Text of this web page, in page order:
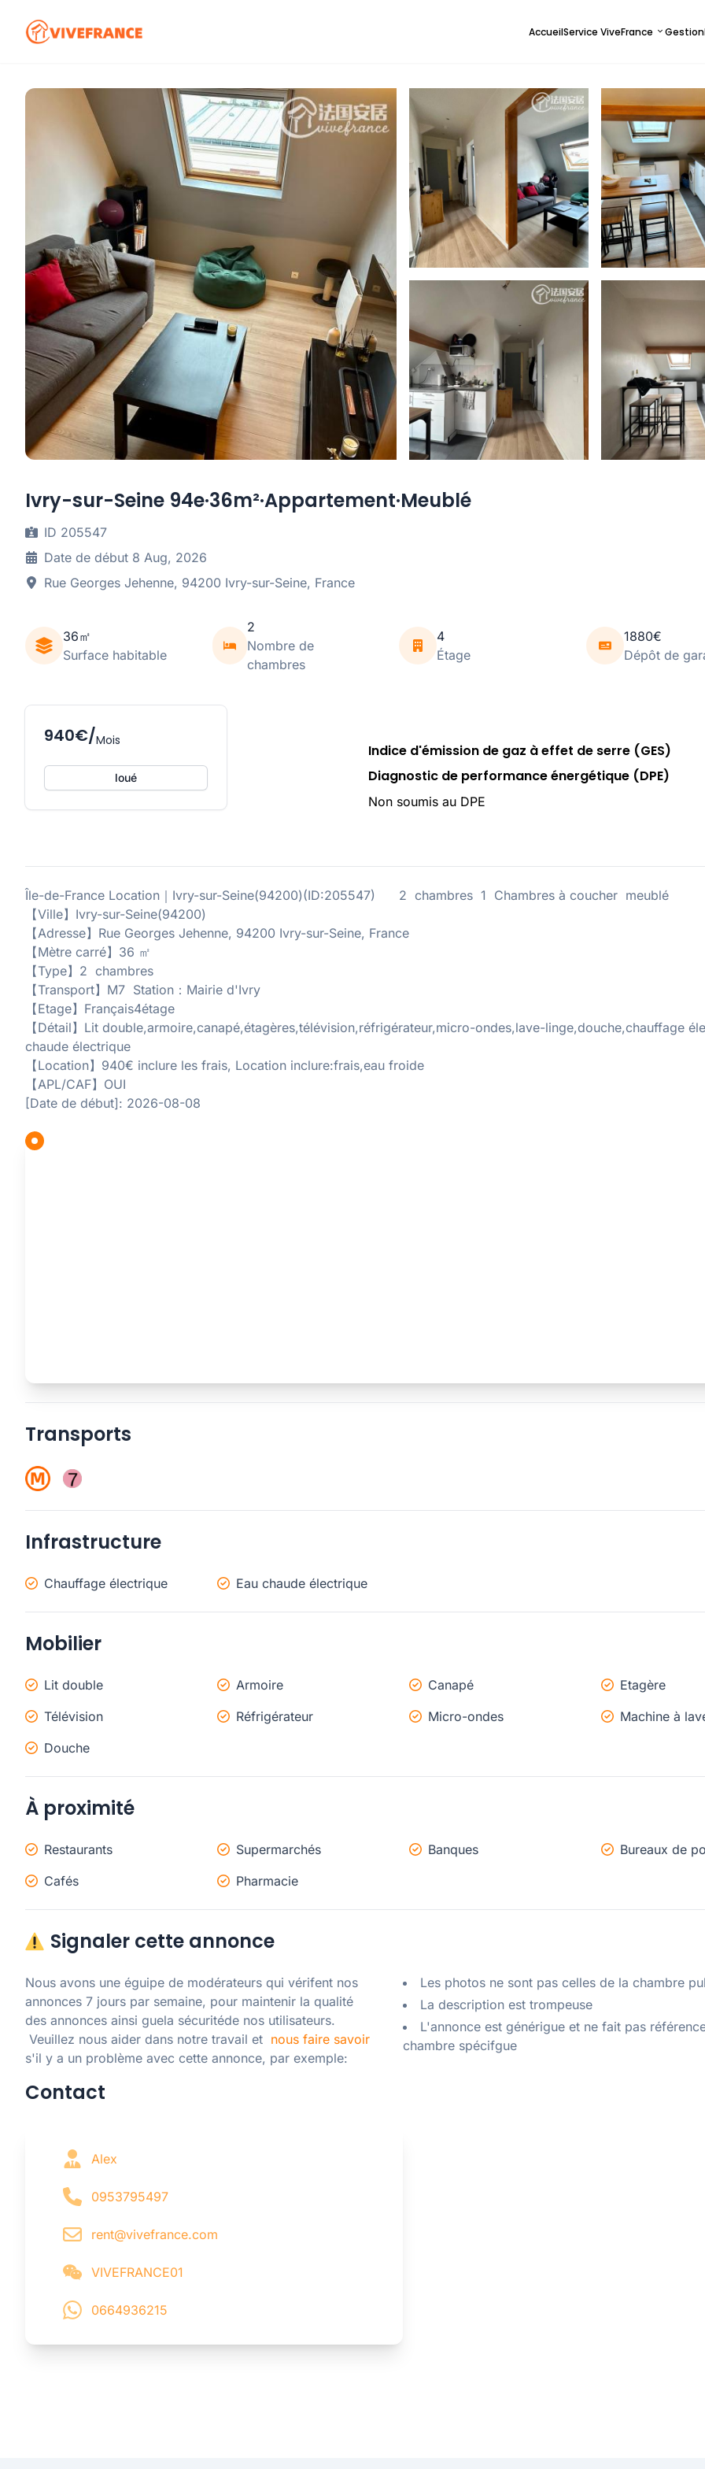
AccueilService ViveFrance Gestion
Ivry-sur-Seine 94e·36m²·Appartement·Meublé
ID 205547
Date de début 8 Aug, 2026
Rue Georges Jehenne, 94200 Ivry-sur-Seine, France
36㎡
Surface habitable
2
Nombre de
chambres
4
Étage
1880€
Dépôt de
940€/Mois
loué
Indice d'émission de gaz à effet de serre (GES)
Diagnostic de performance énergétique (DPE)
Non soumis au DPE
Île-de-France Location｜Ivry-sur-Seine(94200)(ID:205547) 2 chambres 1 Chambres à coucher meublé
【Ville】Ivry-sur-Seine(94200)
【Adresse】Rue Georges Jehenne, 94200 Ivry-sur-Seine, France
【Mètre carré】36 ㎡
【Type】2 chambres
【Transport】M7 Station：Mairie d'Ivry
【Etage】Français4étage
【Détail】Lit double,armoire,canapé,étagères,télévision,réfrigérateur,micro-ondes,lave-linge,douche,chauffage
chaude électrique
【Location】940€ inclure les frais, Location inclure:frais,eau froide
【APL/CAF】OUI
[Date de début]: 2026-08-08
Transports
Infrastructure
Chauffage électrique Eau chaude électrique
Mobilier
Lit double Armoire Canapé
Etagère
Télévision
Réfrigérateur Micro-ondes
Machine à
Douche
À proximité
Restaurants Supermarchés Banques
Bureaux de
Cafés
Pharmacie
Signaler cette annonce
Nous avons une éguipe de modérateurs qui vérifent nos
annonces 7 jours par semaine, pour maintenir la qualité
des annonces ainsi guela sécuritéde nos utilisateurs.
Veuillez nous aider dans notre travail et nous faire savoir
s'il y a un problème avec cette annonce, par exemple:
Les photos ne sont pas celles de la chambre
La description est trompeuse
L'annonce est générigue et ne fait pas
chambre spécifgue
Contact
Alex
0953795497
rent@vivefrance.com
VIVEFRANCE01
0664936215